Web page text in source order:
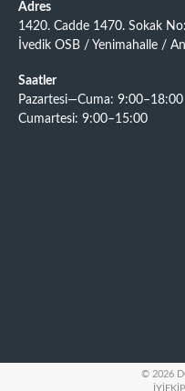
Adres
1420. Cadde 1470. Sokak
İvedik OSB / Yenimahalle /
Saatler
Pazartesi—Cuma: 9:00–18:00
Cumartesi: 9:00–15:00
© 2026